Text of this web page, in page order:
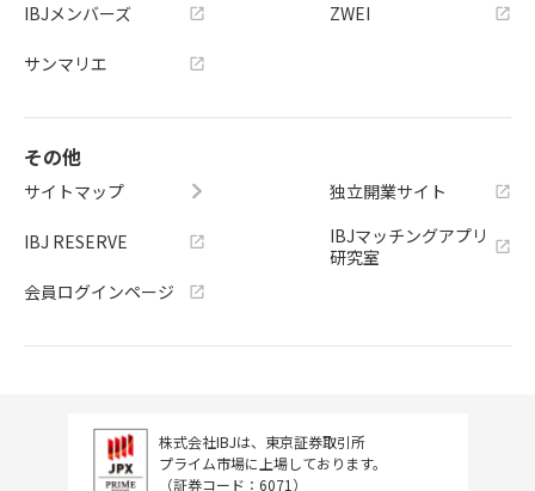
IBJメンバーズ
サンマリエ
ZWEI
その他
サイトマップ
IBJ RESERVE
会員ログインページ
独立開業サイト
IBJマッチングアプリ
研究室
株式会社IBJは、東京証券取引所
プライム市場に上場しております。
（証券コード：6071）